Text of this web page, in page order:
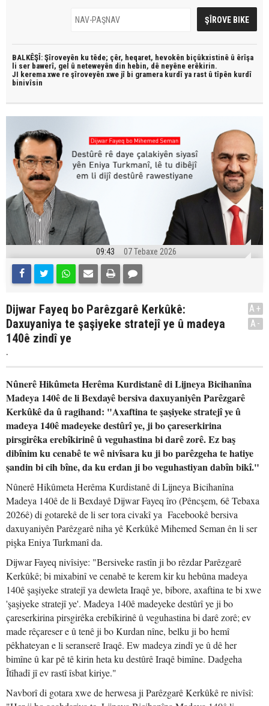
BALKÊŞÎ: Şîroveyên ku têde; çêr, heqaret, hevokên biçûkxistinê û êrîşa
li ser bawerî, gel û neteweyên din hebin, dê neyêne erêkirin.
JI kerema xwe re şîroveyên xwe jî bi gramera kurdî ya rast û tîpên kurdî
binivîsin
09:43 07 Tebaxe 2026
Dijwar Fayeq bo Parêzgarê Kerkûkê:
Daxuyaniya te şaşiyeke stratejî ye û madeya
140ê zindî ye
.
A+
A-
Nûnerê Hikûmeta Herêma Kurdistanê di Lijneya Bicihanîna
Madeya 140ê de li Bexdayê bersiva daxuyaniyên Parêzgarê
Kerkûkê da û ragihand: "Axaftina te şaşiyeke stratejî ye û
madeya 140ê madeyeke destûrî ye, ji bo çareserkirina
pirsgirêka erebîkirinê û veguhastina bi darê zorê. Ez baş
dibînim ku cenabê te wê nivîsara ku ji bo parêzgeha te hatiye
şandin bi cih bîne, da ku erdan ji bo veguhastiyan dabîn bikî."
Nûnerê Hikûmeta Herêma Kurdistanê di Lijneya Bicihanîna
Madeya 140ê de li Bexdayê Dijwar Fayeq îro (Pêncşem, 6ê Tebaxa
2026ê) di gotarekê de li ser tora civakî ya Facebookê bersiva
daxuyaniyên Parêzgarê niha yê Kerkûkê Mihemed Seman ên li ser
pişka Eniya Turkmanî da.
Dijwar Fayeq nivîsiye: "Bersiveke rastîn ji bo rêzdar Parêzgarê
Kerkûkê; bi mixabinî ve cenabê te kerem kir ku hebûna madeya
140ê şaşiyeke stratejî ya dewleta Iraqê ye, bibore, axaftina te bi xwe
'şaşiyeke stratejî ye'. Madeya 140ê madeyeke destûrî ye ji bo
çareserkirina pirsgirêka erebîkirinê û veguhastina bi darê zorê; ev
made rêçareser e û tenê ji bo Kurdan nîne, belku ji bo hemî
pêkhateyan e li seranserê Iraqê. Ew madeya zindî ye û dê her
bimîne û kar pê tê kirin heta ku destûrê Iraqê bimîne. Dadgeha
Îtîhadî jî ev rastî îsbat kiriye."
Navborî di gotara xwe de herwesa ji Parêzgarê Kerkûkê re nivîsî: